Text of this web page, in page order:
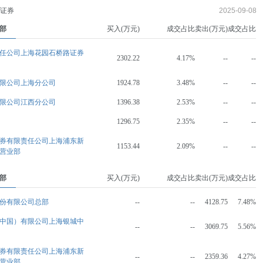
券 2025-09-08
买入(万元) 成交占比卖出(万元)成交占比
公司上海花园石桥路证券
2302.22 4.17% -- --
公司上海分公司 1924.78 3.48% -- --
公司江西分公司 1396.38 2.53% -- --
1296.75 2.35% -- --
有限责任公司上海浦东新
业部
1153.44 2.09% -- --
买入(万元) 成交占比卖出(万元)成交占比
有限公司总部 -- -- 4128.75 7.48%
国）有限公司上海银城中
-- -- 3069.75 5.56%
有限责任公司上海浦东新
-- -- 2359.36 4.27%